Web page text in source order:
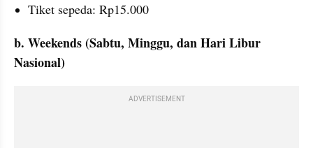
Tiket sepeda: Rp15.000
b. Weekends (Sabtu, Minggu, dan Hari Libur
Nasional)
ADVERTISEMENT